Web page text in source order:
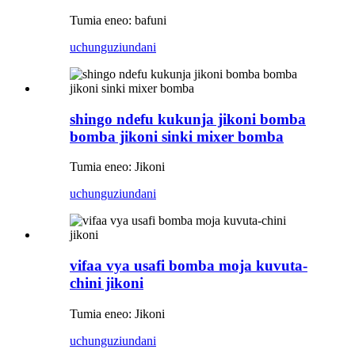
Tumia eneo: bafuni
uchunguziundani
shingo ndefu kukunja jikoni bomba
bomba jikoni sinki mixer bomba
Tumia eneo: Jikoni
uchunguziundani
vifaa vya usafi bomba moja kuvuta-
chini jikoni
Tumia eneo: Jikoni
uchunguziundani